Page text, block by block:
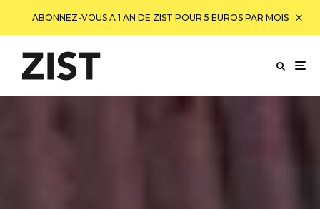
ABONNEZ-VOUS A 1 AN DE ZIST POUR 5 EUROS PAR MOIS